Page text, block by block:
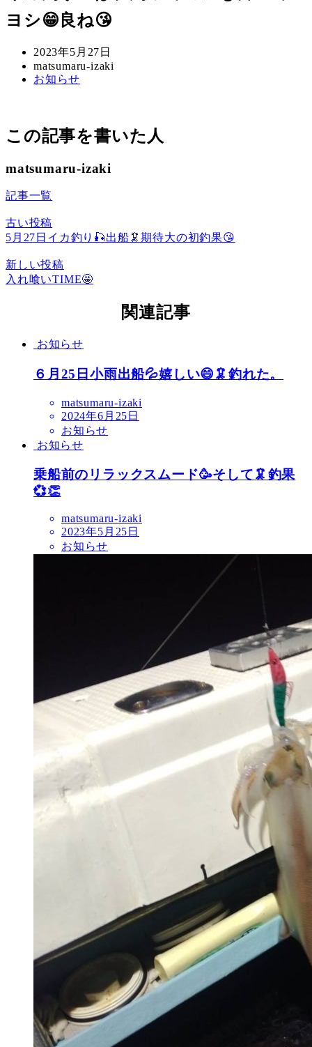
ヨシ😁良ね😘
投
稿
日
2023年5月27日
著
者
matsumaru-izaki
カ
ー
お知らせ
この記事を書いた人
matsumaru-izaki
記事一覧
古い投稿
5月27日イカ釣り🎣出船🦑期待大の初釣果😘
新しい投稿
入れ喰いTIME🤩
関連記事
お知らせ
６月25日小雨出船💦嬉しい😄🦑釣れた。
matsumaru-izaki
2024年6月25日
お知らせ
お知らせ
乗船前のリラックスムード🥳そして🦑釣果
💞👏
matsumaru-izaki
2023年5月25日
お知らせ